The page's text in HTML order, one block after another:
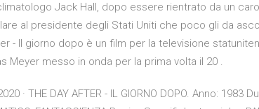
Jack Hall, dopo essere rientrato da un
al presidente degli Stati Uniti che poco gli da
- Il giorno dopo è un film per la televisione
Meyer messo in onda per la prima volta il 20 .
· THE DAY AFTER - IL GIORNO DOPO. Anno: 1983